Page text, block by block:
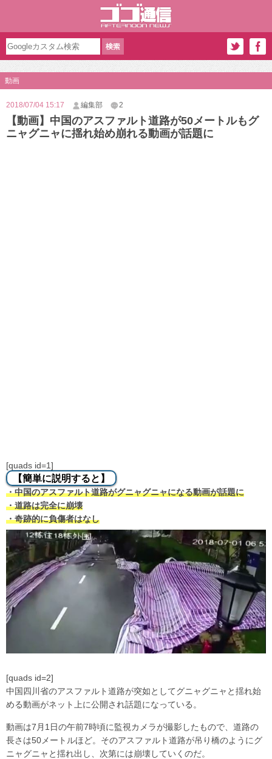
動画
2018/07/04 15:17 編集部 2
【動画】中国のアスファルト道路が50メートルもグ
ニャグニャに揺れ始め崩れる動画が話題に
[quads id=1]
【簡単に説明すると】
・中国のアスファルト道路がグニャグニャになる動画が話題に
・道路は完全に崩壊
・奇跡的に負傷者はなし
[quads id=2]
中国四川省のアスファルト道路が突如としてグニャグニャと揺れ始
める動画がネット上に公開され話題になっている。
動画は7月1日の午前7時頃に監視カメラが撮影したもので、道路の
長さは50メートルほど。そのアスファルト道路が吊り橋のようにグ
ニャグニャと揺れ出し、次第には崩壊していくのだ。